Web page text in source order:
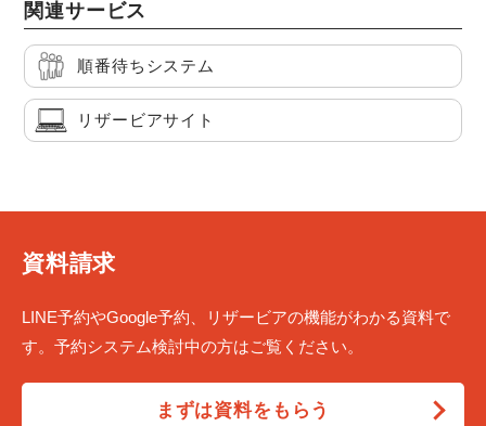
関連サービス
順番待ちシステム
リザービアサイト
資料請求
LINE予約やGoogle予約、リザービアの機能がわかる資料で
す。予約システム検討中の方はご覧ください。
まずは資料をもらう